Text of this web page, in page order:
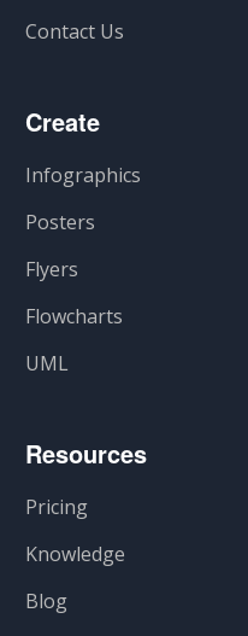
Contact Us
Create
Infographics
Posters
Flyers
Flowcharts
UML
Resources
Pricing
Knowledge
Blog